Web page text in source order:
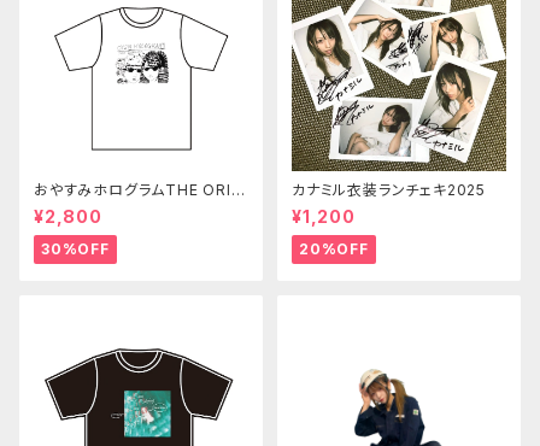
おやすみホログラムTHE ORIGI
N Tシャツ 白
¥2,800
30%OFF
カナミル衣装ランチェキ2025
¥1,200
20%OFF